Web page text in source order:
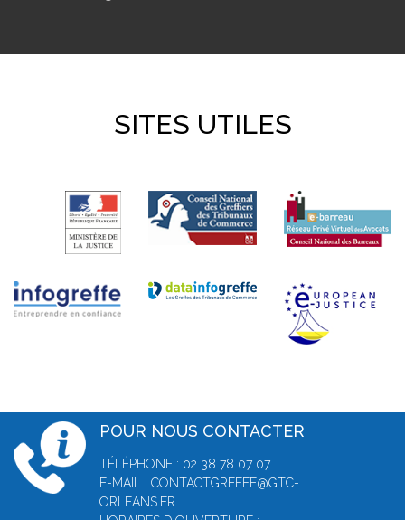
SITES UTILES
POUR NOUS CONTACTER
TÉLÉPHONE : 02 38 78 07 07
E-MAIL : CONTACTGREFFE@GTC-
ORLEANS.FR